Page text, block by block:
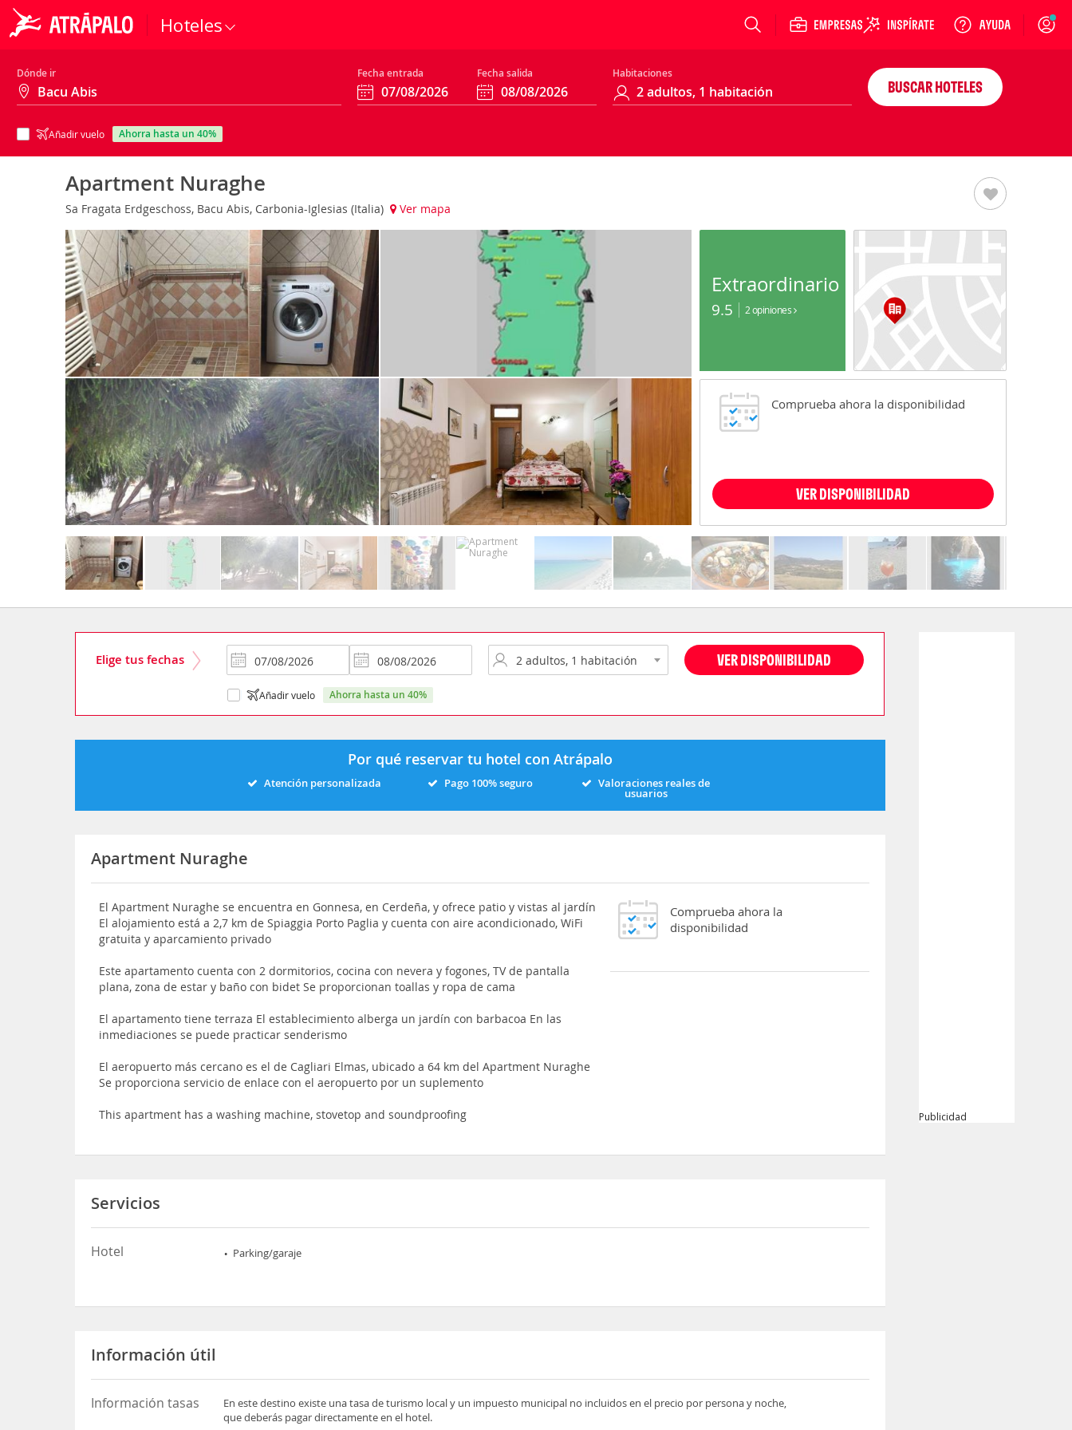
Hoteles Login
Dónde ir Fecha entrada Fecha salida Habitaciones
Añadir vuelo ahorra hasta un 40%
BUSCAR HOTELES
Apartment Nuraghe
Sa Fragata Erdgeschoss, Bacu Abis, Carbonia-Iglesias (Italia) Ver mapa
Extraordinario
9.5 2 opiniones
Comprueba ahora la disponibilidad
VER DISPONIBILIDAD
Elige tus fechas VER DISPONIBILIDAD
Añadir vuelo ahorra hasta un 40%
Por qué reservar tu hotel con Atrápalo
Atención personalizada Pago 100% seguro Valoraciones reales de
usuarios
Apartment Nuraghe
El Apartment Nuraghe se encuentra en Gonnesa, en Cerdeña, y ofrece patio y vistas al jardín
El alojamiento está a 2,7 km de Spiaggia Porto Paglia y cuenta con aire acondicionado, WiFi
gratuita y aparcamiento privado
Este apartamento cuenta con 2 dormitorios, cocina con nevera y fogones, TV de pantalla
plana, zona de estar y baño con bidet Se proporcionan toallas y ropa de cama
El apartamento tiene terraza El establecimiento alberga un jardín con barbacoa En las
inmediaciones se puede practicar senderismo
El aeropuerto más cercano es el de Cagliari Elmas, ubicado a 64 km del Apartment Nuraghe
Se proporciona servicio de enlace con el aeropuerto por un suplemento
This apartment has a washing machine, stovetop and soundproofing
Comprueba ahora la
disponibilidad
Servicios
Hotel Parking/garaje
Información útil
Información tasas
En este destino existe una tasa de turismo local y un impuesto municipal no incluidos en el precio por persona y noche,
que deberás pagar directamente en el hotel.
Publicidad